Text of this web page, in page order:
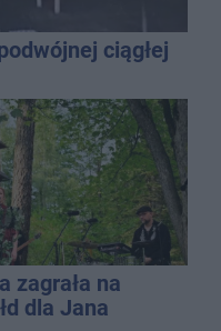
ciągłej
zagrała na
dla Jana